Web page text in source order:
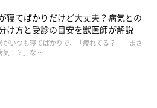
寝てばかりだけど大丈夫？病気との
け方と受診の目安を獣医師が解説
がいつも寝てばかりで、「疲れてる？」「まさ
気！？」な …